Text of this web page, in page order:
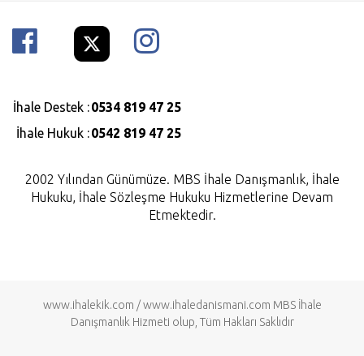
İhale Destek :0534 819 47 25
İhale Hukuk :0542 819 47 25
2002 Yılından Günümüze. MBS İhale Danışmanlık, İhale
Hukuku, İhale Sözleşme Hukuku Hizmetlerine Devam
Etmektedir.
www.ihalekik.com /www.ihaledanismani.com MBS İhale
Danışmanlık Hizmeti olup, Tüm Hakları Saklıdır